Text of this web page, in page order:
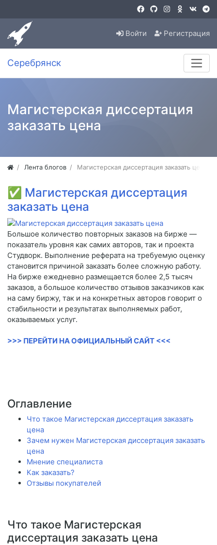
Войти Регистрация
Серебрянск
Магистерская диссертация
заказать цена
Лента блогов Магистерская диссертация заказать цена
✅ Магистерская диссертация
заказать цена
Большое количество повторных заказов на бирже —
показатель уровня как самих авторов, так и проекта
Студворк. Выполнение реферата на требуемую оценку
становится причиной заказать более сложную работу.
На бирже ежедневно размещается более 2,5 тысяч
заказов, а большое количество отзывов заказчиков как
на саму биржу, так и на конкретных авторов говорит о
стабильности и результатах выполняемых работ,
оказываемых услуг.
>>> ПЕРЕЙТИ НА ОФИЦИАЛЬНЫЙ САЙТ <<<
Оглавление
Что такое Магистерская диссертация заказать
цена
Зачем нужен Магистерская диссертация заказать
цена
Мнение специалиста
Как заказать?
Отзывы покупателей
Что такое Магистерская
диссертация заказать цена